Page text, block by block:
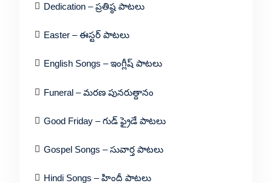
Dedication – ప్రతిష్ఠ పాటలు
Easter – ఈస్టర్ పాటలు
English Songs – ఇంగ్లీష్ పాటలు
Funeral – మరణ పునరుత్దానం
Good Friday – గుడ్ ఫ్రైడే పాటలు
Gospel Songs – సువార్త పాటలు
Hindi Songs – హిందీ పాటలు